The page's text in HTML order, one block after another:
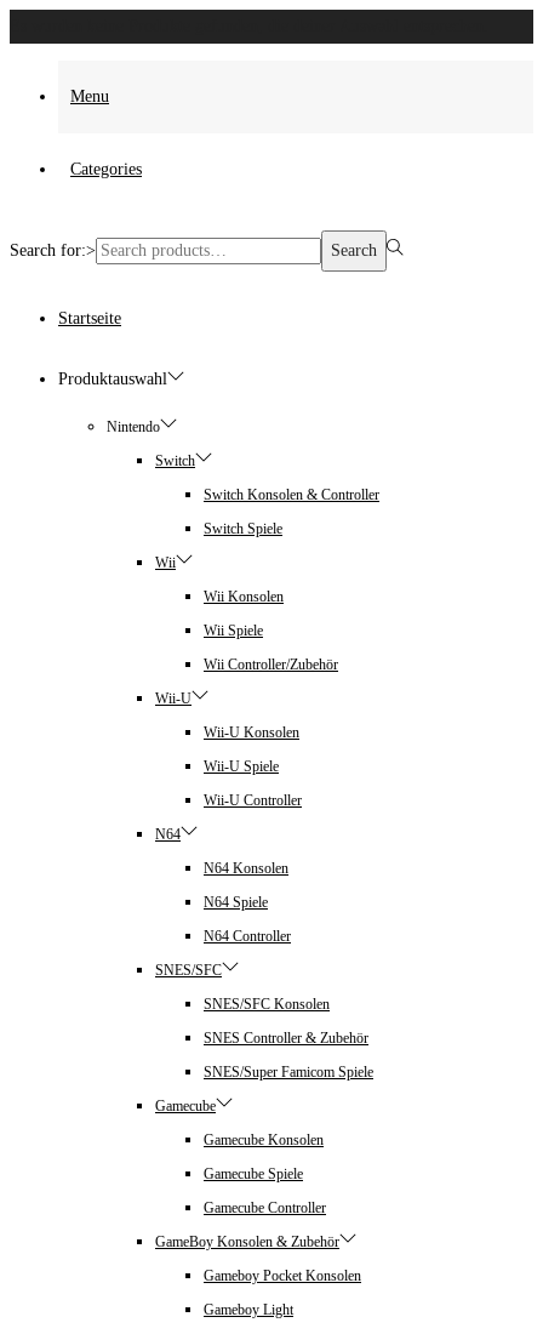
Menu
Categories
Search for:> Search
Startseite
Produktauswahl
Nintendo
Switch
Switch Konsolen & Controller
Switch Spiele
Wii
Wii Konsolen
Wii Spiele
Wii Controller/Zubehör
Wii-U
Wii-U Konsolen
Wii-U Spiele
Wii-U Controller
N64
N64 Konsolen
N64 Spiele
N64 Controller
SNES/SFC
SNES/SFC Konsolen
SNES Controller & Zubehör
SNES/Super Famicom Spiele
Gamecube
Gamecube Konsolen
Gamecube Spiele
Gamecube Controller
GameBoy Konsolen & Zubehör
Gameboy Pocket Konsolen
Gameboy Light